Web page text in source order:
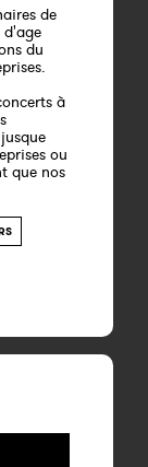
de
d'age
du
à
ou
que nos